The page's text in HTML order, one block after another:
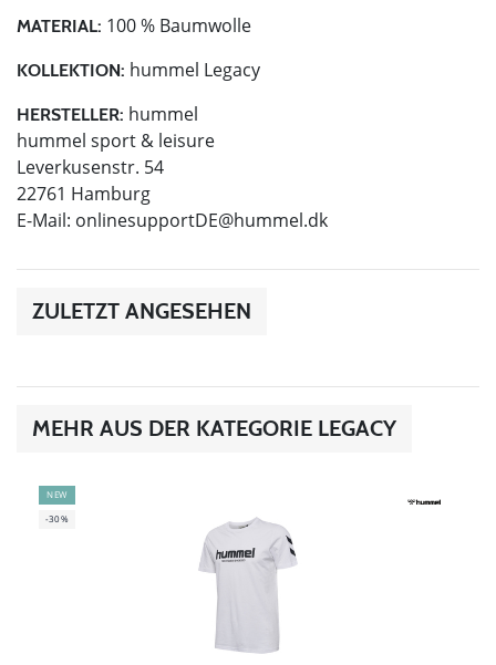
MATERIAL: 100 % Baumwolle
KOLLEKTION: hummel Legacy
HERSTELLER: hummel
hummel sport & leisure
Leverkusenstr. 54
22761 Hamburg
E-Mail: onlinesupportDE@hummel.dk
ZULETZT ANGESEHEN
MEHR AUS DER KATEGORIE LEGACY
NEW
-30%